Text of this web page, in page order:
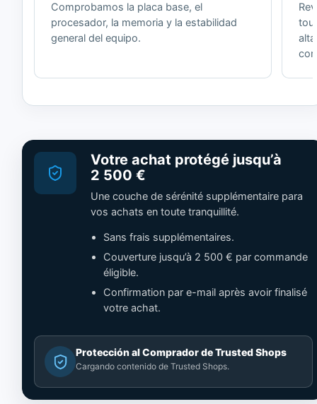
Comprobamos la placa base, el
procesador, la memoria y la estabilidad
general del equipo.
Votre achat protégé jusqu’à
2 500 €
Une couche de sérénité supplémentaire para
vos achats en toute tranquillité.
Sans frais supplémentaires.
Couverture jusqu’à 2 500 € par commande
éligible.
Confirmation par e-mail après avoir finalisé
votre achat.
Cargando
contenido
de
Protección al Comprador de Trusted Shops